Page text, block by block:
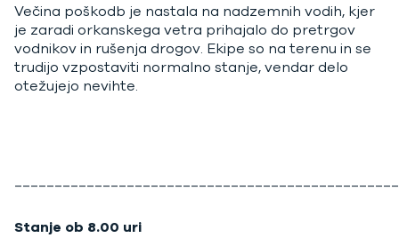
Večina poškodb je nastala na nadzemnih vodih, kjer
je zaradi orkanskega vetra prihajalo do pretrgov
vodnikov in rušenja drogov. Ekipe so na terenu in se
trudijo vzpostaviti normalno stanje, vendar delo
otežujejo nevihte.
Stanje ob 8.00 uri